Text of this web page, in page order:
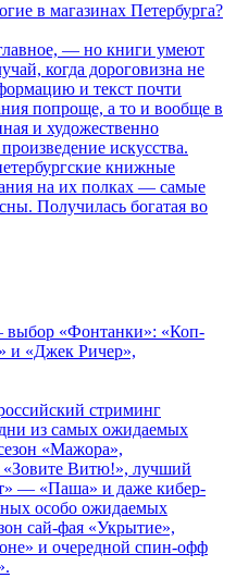
в магазинах Петербурга?
— но книги умеют
когда дороговизна не
и текст почти
попроще, а то и вообще в
и художественно
искусства.
книжные
на их полках — самые
Получилась богатая во
выбор «Фонтанки»: «Коп-
и «Джек Ричер»,
стриминг
из самых ожидаемых
«Мажора»,
Витю!», лучший
— «Паша» и даже кибер-
особо ожидаемых
сай-фая «Укрытие»,
и очередной спин-офф